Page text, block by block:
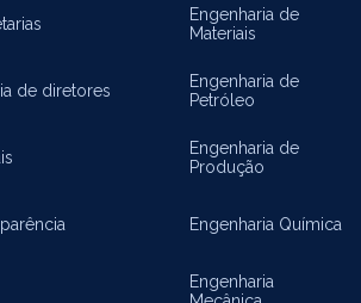
de diretores
Engenharia de
Materiais
Engenharia de
Petróleo
Engenharia de
Produção
Engenharia Química
Engenharia